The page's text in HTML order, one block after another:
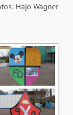
Hajo Wagner